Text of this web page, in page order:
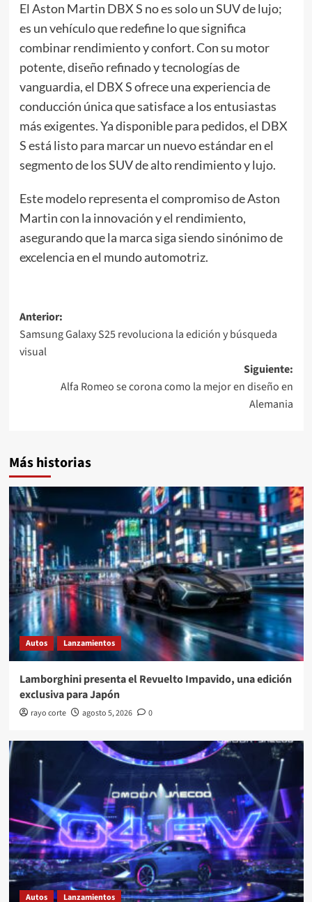
El Aston Martin DBX S no es solo un SUV de lujo;
es un vehículo que redefine lo que significa
combinar rendimiento y confort. Con su motor
potente, diseño refinado y tecnologías de
vanguardia, el DBX S ofrece una experiencia de
conducción única que satisface a los entusiastas
más exigentes. Ya disponible para pedidos, el DBX
S está listo para marcar un nuevo estándar en el
segmento de los SUV de alto rendimiento y lujo.
Este modelo representa el compromiso de Aston
Martin con la innovación y el rendimiento,
asegurando que la marca siga siendo sinónimo de
excelencia en el mundo automotriz.
Navegación
de
entradas
Anterior:
Samsung Galaxy S25 revoluciona la edición y búsqueda
visual
Siguiente:
Alfa Romeo se corona como la mejor en diseño en
Alemania
Más historias
Autos Lanzamientos
Lamborghini presenta el Revuelto Impavido, una edición
exclusiva para Japón
rayo corte agosto 5, 2026 0
Autos Lanzamientos